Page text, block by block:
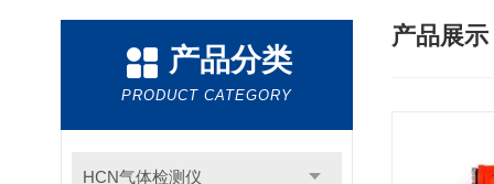
产品分类
PRODUCT CATEGORY
HCN气体检测仪
产品展示